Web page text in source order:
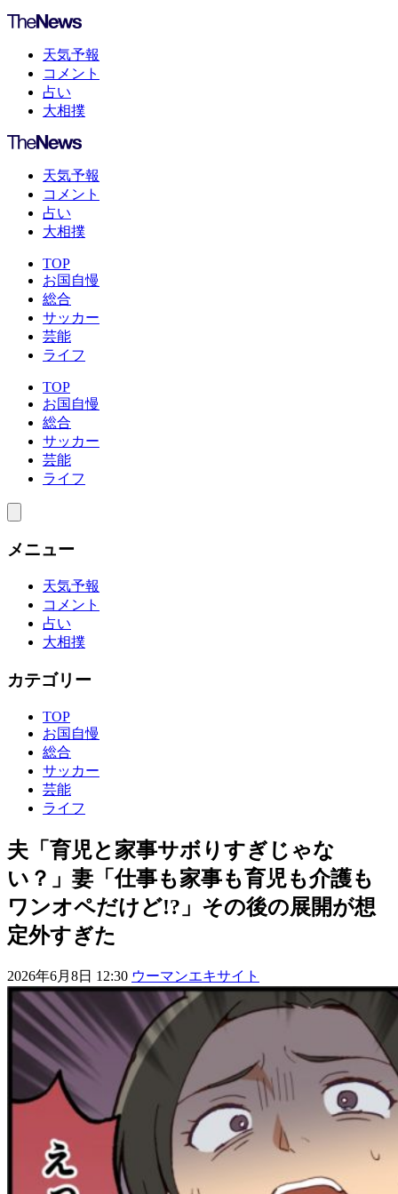
天気予報
コメント
占い
大相撲
天気予報
コメント
占い
大相撲
TOP
お国自慢
総合
サッカー
芸能
ライフ
TOP
お国自慢
総合
サッカー
芸能
ライフ
メニュー
天気予報
コメント
占い
大相撲
カテゴリー
TOP
お国自慢
総合
サッカー
芸能
ライフ
夫「育児と家事サボりすぎじゃな
い？」妻「仕事も家事も育児も介護も
ワンオペだけど!?」その後の展開が想
定外すぎた
2026年6月8日 12:30 ウーマンエキサイト